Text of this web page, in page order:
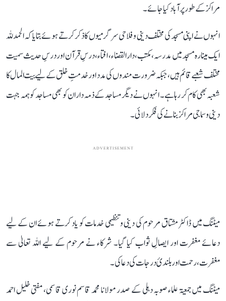
مراکز کے طور پر آباد کیا جائے۔
انہوں نے اپنی مسجد کی مختلف دینی و فلاحی سرگرمیوں کا ذکر کرتے ہوئے بتایا کہ الحمدللہ
ایک مینارہ مسجد میں مدرسہ، مکتب، دارالقضاء، افتاء، درسِ قرآن اور درسِ حدیث سمیت
مختلف شعبے قائم ہیں، جبکہ ضرورت مندوں کی مدد اور خدمتِ خلق کے لیے بیت المال کا
شعبہ بھی کام کر رہا ہے۔ انہوں نے دیگر مساجد کے ذمہ داران کو بھی مساجد کو ہمہ جہت
دینی و سماجی مراکز بنانے کی فکر دلائی۔
ADVERTISEMENT
میٹنگ میں ڈاکٹر مشتاق مرحوم کی دینی و تنظیمی خدمات کو یاد کرتے ہوئے ان کے لیے
دعائے مغفرت اور ایصالِ ثواب کیا گیا۔ شرکاء نے مرحوم کے لیے اللہ تعالیٰ سے
مغفرت، رحمت اور بلندیٔ درجات کی دعا کی۔
میٹنگ میں جمعیۃ علماء صوبہ دہلی کے صدر مولانا محمد قاسم نوری قاسمی، مفتی خلیل احمد